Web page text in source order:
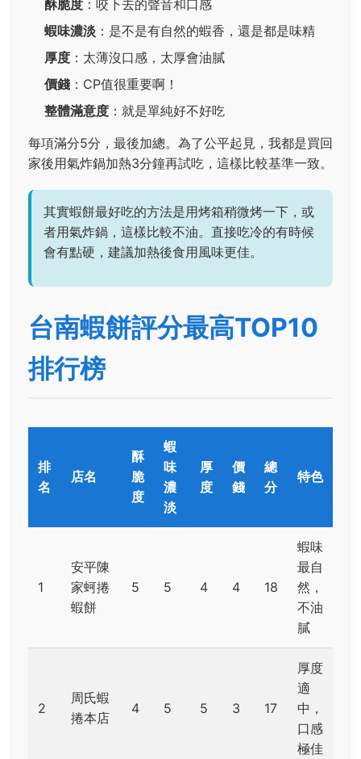
酥脆度 ：咬下去的聲音和口感
蝦味濃淡 ：是不是有自然的蝦香，還是都是味精
厚度 ：太薄沒口感，太厚會油膩
價錢 ：CP值很重要啊！
整體滿意度 ：就是單純好不好吃
每項滿分5分，最後加總。為了公平起見，我都是買回
家後用氣炸鍋加熱3分鐘再試吃，這樣比較基準一致。
其實蝦餅最好吃的方法是用烤箱稍微烤一下，或
者用氣炸鍋，這樣比較不油。直接吃冷的有時候
會有點硬，建議加熱後食用風味更佳。
台南蝦餅評分最高TOP10
排行榜
排
名
店名
酥
脆
度
蝦
味
濃
淡
厚
度
價
錢
總
分
特色
1
安平陳
家蚵捲
蝦餅
5 5 4 4 18
蝦味
最自
然，
不油
膩
2
周氏蝦
捲本店
4 5 5 3 17
厚度
適
中，
口感
極佳